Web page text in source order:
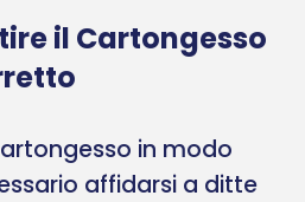
il Cartongesso
in modo
affidarsi a ditte